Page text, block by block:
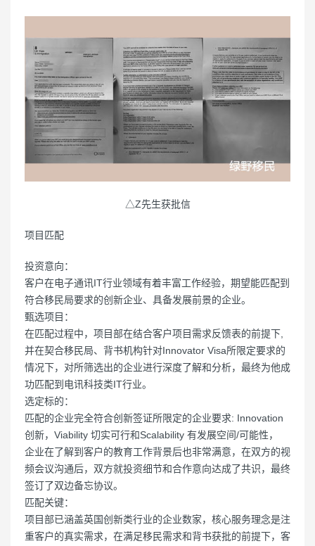
△Z先生获批信
项目匹配
投资意向：
客户在电子通讯IT行业领域有着丰富工作经验，期望能匹配到
符合移民局要求的创新企业、具备发展前景的企业。
甄选项目：
在匹配过程中，项目部在结合客户项目需求反馈表的前提下,
并在契合移民局、背书机构针对Innovator Visa所限定要求的
情况下，对所筛选出的企业进行深度了解和分析，最终为他成
功匹配到电讯科技类IT行业。
选定标的：
匹配的企业完全符合创新签证所限定的企业要求: Innovation
创新，Viability 切实可行和Scalability 有发展空间/可能性，
企业在了解到客户的教育工作背景后也非常满意，在双方的视
频会议沟通后，双方就投资细节和合作意向达成了共识，最终
签订了双边备忘协议。
匹配关键：
项目部已涵盖英国创新类行业的企业数家，核心服务理念是注
重客户的真实需求，在满足移民需求和背书获批的前提下，客